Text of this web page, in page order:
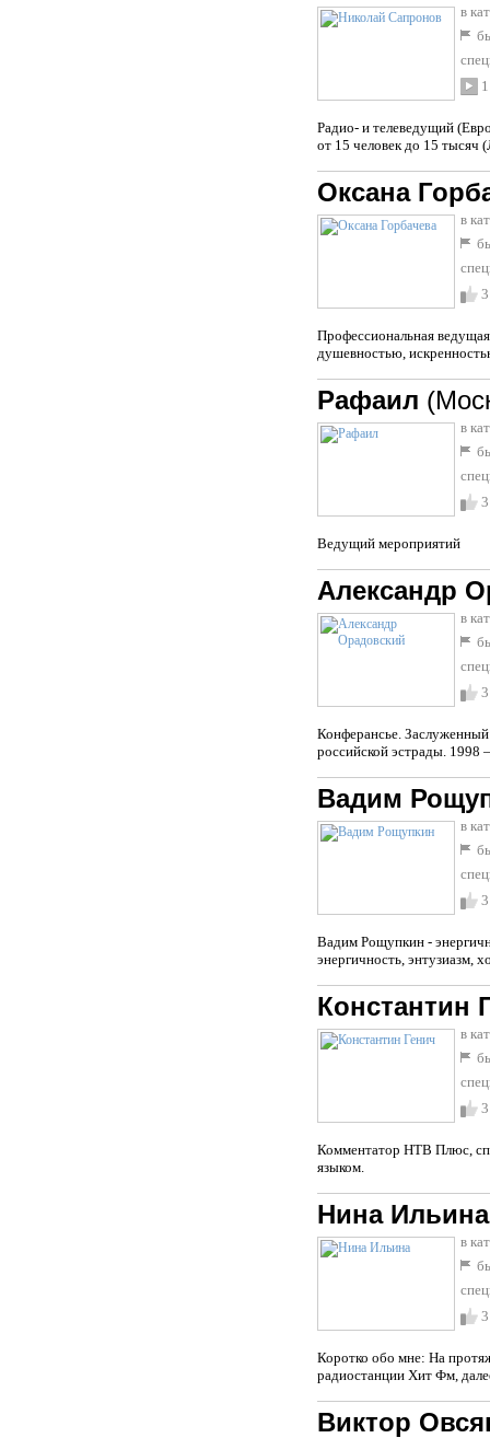
в
1
Радио- и телеведущий
от 15 человек до 15 тысяч
Оксана
в
3
Профессиональная
душевностью,
Рафаил
в
3
Ведущий мероприятий
Александр
в
3
Конферансье.
российской эстрады.
Вадим
в
3
Вадим Рощупкин -
энергичность, энтузиазм,
Константин
в
3
Комментатор НТВ Плюс,
языком.
Нина Ильина
в
3
Коротко обо мне: На
радиостанции Хит Фм,
Виктор